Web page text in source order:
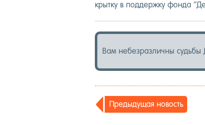
крыт­ку в под­дер­жку фон­да
Вам не­без­различ­ны
Пре­дыду­щая но­вость